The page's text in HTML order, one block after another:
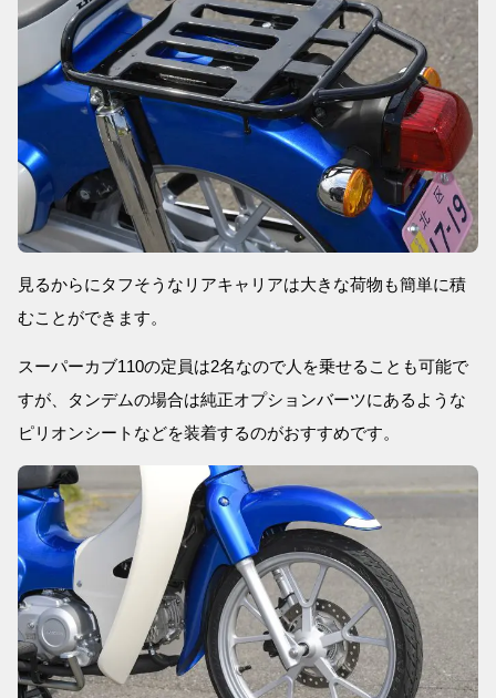
見るからにタフそうなリアキャリアは大きな荷物も簡単に積
むことができます。
スーパーカブ110の定員は2名なので人を乗せることも可能で
すが、タンデムの場合は純正オプションバーツにあるような
ピリオンシートなどを装着するのがおすすめです。